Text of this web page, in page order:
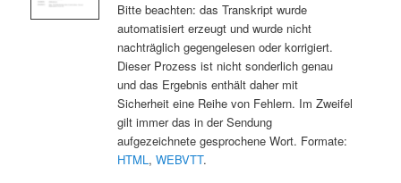
Bitte beachten: das Transkript wurde
automatisiert erzeugt und wurde nicht
nachträglich gegengelesen oder korrigiert.
Dieser Prozess ist nicht sonderlich genau
und das Ergebnis enthält daher mit
Sicherheit eine Reihe von Fehlern. Im Zweifel
gilt immer das in der Sendung
aufgezeichnete gesprochene Wort. Formate:
HTML, WEBVTT.